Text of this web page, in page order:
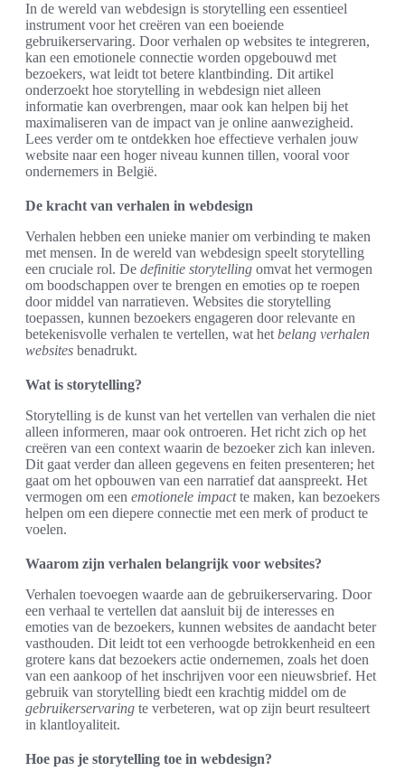
In de wereld van webdesign is storytelling een essentieel
instrument voor het creëren van een boeiende
gebruikerservaring. Door verhalen op websites te integreren,
kan een emotionele connectie worden opgebouwd met
bezoekers, wat leidt tot betere klantbinding. Dit artikel
onderzoekt hoe storytelling in webdesign niet alleen
informatie kan overbrengen, maar ook kan helpen bij het
maximaliseren van de impact van je online aanwezigheid.
Lees verder om te ontdekken hoe effectieve verhalen jouw
website naar een hoger niveau kunnen tillen, vooral voor
ondernemers in België.
De kracht van verhalen in webdesign
Verhalen hebben een unieke manier om verbinding te maken
met mensen. In de wereld van webdesign speelt storytelling
een cruciale rol. De definitie storytelling omvat het vermogen
om boodschappen over te brengen en emoties op te roepen
door middel van narratieven. Websites die storytelling
toepassen, kunnen bezoekers engageren door relevante en
betekenisvolle verhalen te vertellen, wat het belang verhalen
websites benadrukt.
Wat is storytelling?
Storytelling is de kunst van het vertellen van verhalen die niet
alleen informeren, maar ook ontroeren. Het richt zich op het
creëren van een context waarin de bezoeker zich kan inleven.
Dit gaat verder dan alleen gegevens en feiten presenteren; het
gaat om het opbouwen van een narratief dat aanspreekt. Het
vermogen om een emotionele impactte maken, kan bezoekers
helpen om een diepere connectie met een merk of product te
voelen.
Waarom zijn verhalen belangrijk voor websites?
Verhalen toevoegen waarde aan de gebruikerservaring. Door
een verhaal te vertellen dat aansluit bij de interesses en
emoties van de bezoekers, kunnen websites de aandacht beter
vasthouden. Dit leidt tot een verhoogde betrokkenheid en een
grotere kans dat bezoekers actie ondernemen, zoals het doen
van een aankoop of het inschrijven voor een nieuwsbrief. Het
gebruik van storytelling biedt een krachtig middel om de
gebruikerservaring te verbeteren, wat op zijn beurt resulteert
in klantloyaliteit.
Hoe pas je storytelling toe in webdesign?